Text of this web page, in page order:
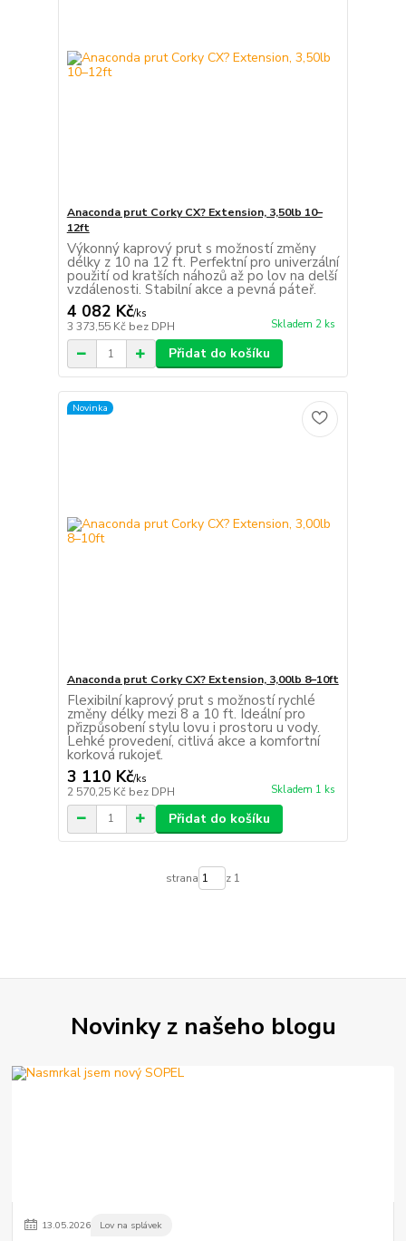
Anaconda prut Corky CX? Extension, 3,50lb 10–
12ft
Výkonný kaprový prut s možností změny
délky z 10 na 12 ft. Perfektní pro univerzální
použití od kratších náhozů až po lov na delší
vzdálenosti. Stabilní akce a pevná páteř.
4 082 Kč/ks
3 373,55 Kč bez DPH Skladem 2 ks
Přidat do košíku
Novinka
Anaconda prut Corky CX? Extension, 3,00lb 8–10ft
Flexibilní kaprový prut s možností rychlé
změny délky mezi 8 a 10 ft. Ideální pro
přizpůsobení stylu lovu i prostoru u vody.
Lehké provedení, citlivá akce a komfortní
korková rukojeť.
3 110 Kč/ks
2 570,25 Kč bez DPH Skladem 1 ks
Přidat do košíku
strana z 1
Novinky z našeho blogu
13.05.2026 Lov na splávek